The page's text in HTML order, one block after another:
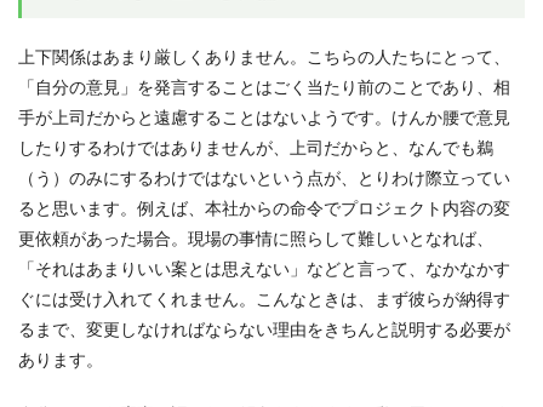
上下関係はあまり厳しくありません。こちらの人たちにとって、
「自分の意見」を発言することはごく当たり前のことであり、相
手が上司だからと遠慮することはないようです。けんか腰で意見
したりするわけではありませんが、上司だからと、なんでも鵜
（う）のみにするわけではないという点が、とりわけ際立ってい
ると思います。例えば、本社からの命令でプロジェクト内容の変
更依頼があった場合。現場の事情に照らして難しいとなれば、
「それはあまりいい案とは思えない」などと言って、なかなかす
ぐには受け入れてくれません。こんなときは、まず彼らが納得す
るまで、変更しなければならない理由をきちんと説明する必要が
あります。